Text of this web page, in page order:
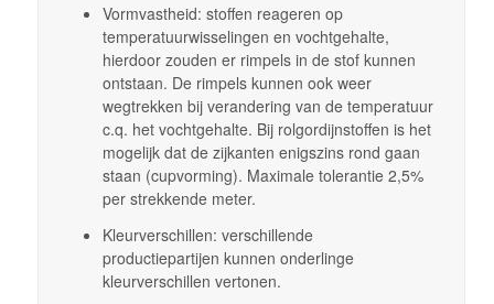
Vormvastheid: stoffen reageren op
temperatuurwisselingen en vochtgehalte,
hierdoor zouden er rimpels in de stof kunnen
ontstaan. De rimpels kunnen ook weer
wegtrekken bij verandering van de temperatuur
c.q. het vochtgehalte. Bij rolgordijnstoffen is het
mogelijk dat de zijkanten enigszins rond gaan
staan (cupvorming). Maximale tolerantie 2,5%
per strekkende meter.
Kleurverschillen: verschillende
productiepartijen kunnen onderlinge
kleurverschillen vertonen.